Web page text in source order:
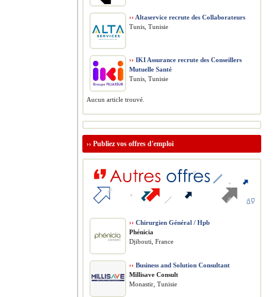
›› Altaservice recrute des Collaborateurs
Tunis, Tunisie
›› IKI Assurance recrute des Conseillers
Mutuelle Santé
Tunis, Tunisie
Aucun article trouvé.
›› Publiez vos offres d'emploi
›› Chirurgien Général / Hpb
Phénicia
Djibouti, France
›› Business and Solution Consultant
Millisave Consult
Monastir, Tunisie